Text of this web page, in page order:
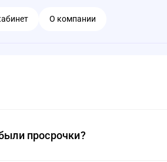
О компании
просрочки?